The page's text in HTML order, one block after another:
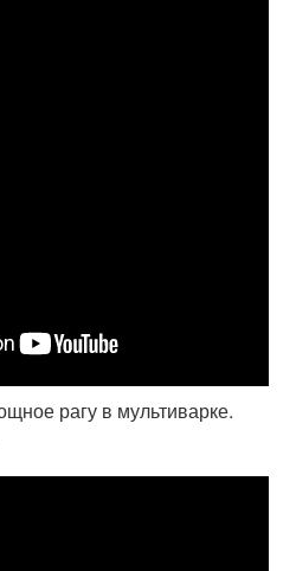
рагу в мультиварке.